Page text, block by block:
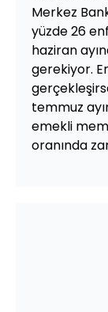
Merkez
yüzde 26
haziran
gerekiyor.
temmuz
emekli
oranında